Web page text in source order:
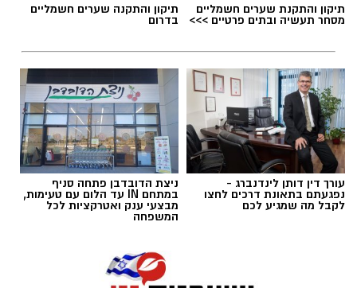
תגים:בשורה למטה יהודה: מוני החשמל החכמים
בדרך
תיקון והתקנת שערים חשמליים
מסחר תעשיה ובתים פרטיים >>>
תיקון והתקנה שערים חשמליים
בדרום
עורך דין דותן לינדנברג -
נפגעתם בתאונת דרכים לחצו
לקבל מה שמגיע לכם
ניצת הדובדבן פתחה סניף
במתחם IN עד הלום עם טעימות,
מבצעי ענק ואטרקציות לכל
המשפחה